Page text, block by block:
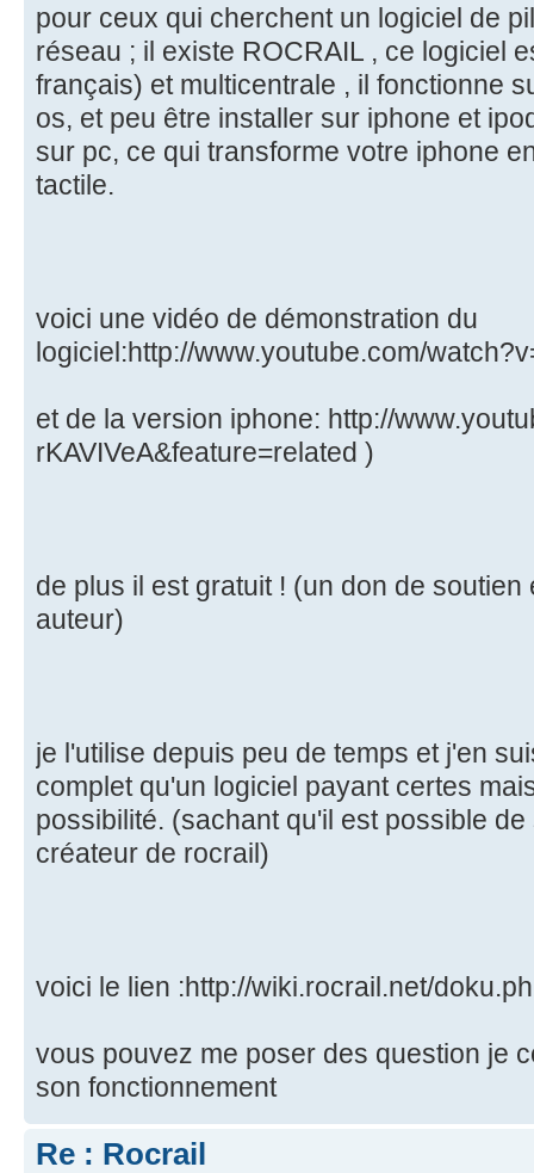
pour ceux qui cherchent un logiciel de
réseau ; il existe ROCRAIL , ce logiciel
français) et multicentrale , il fonctionne
os, et peu être installer sur iphone et
sur pc, ce qui transforme votre iphone
tactile.
voici une vidéo de démonstration du
logiciel:http://www.youtube.com/
et de la version iphone: http://
rKAVIVeA&feature=related )
de plus il est gratuit ! (un don de
auteur)
je l'utilise depuis peu de temps et j'en
complet qu'un logiciel payant certes
possibilité. (sachant qu'il est possible
créateur de rocrail)
voici le lien :http://wiki.rocrail.net/
vous pouvez me poser des question je
son fonctionnement
Re : Rocrail